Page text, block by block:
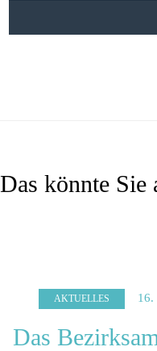
Das könnte Sie
AKTUELLES 16.
Das